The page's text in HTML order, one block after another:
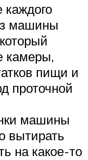
машины
камеры,
пищи и
проточной
машины
вытирать
на какое-то